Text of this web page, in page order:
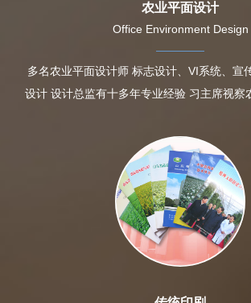
农业平面设计
Office Environment Design
多名农业平面设计师 标志设计、VI系统、宣
设计 设计总监有十多年专业经验 习主席视察